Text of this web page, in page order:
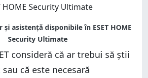
consideră că ar trebui să știi
că este necesară